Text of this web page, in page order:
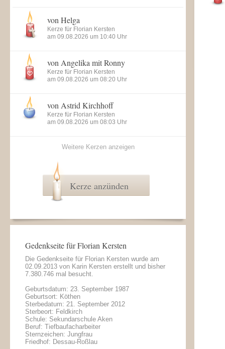
von Helga
Kerze für Florian Kersten
am 09.08.2026 um 10:40 Uhr
von Angelika mit Ronny
Kerze für Florian Kersten
am 09.08.2026 um 08:20 Uhr
von Astrid Kirchhoff
Kerze für Florian Kersten
am 09.08.2026 um 08:03 Uhr
Weitere Kerzen anzeigen
Kerze anzünden
Gedenkseite für Florian Kersten
Die Gedenkseite für Florian Kersten wurde am
02.09.2013 von Karin Kersten erstellt und bisher
7.380.746 mal besucht.
Geburtsdatum: 23. September 1987
Geburtsort: Köthen
Sterbedatum: 21. September 2012
Sterbeort: Feldkirch
Schule: Sekundarschule Aken
Beruf: Tiefbaufacharbeiter
Sternzeichen: Jungfrau
Friedhof: Dessau-Roßlau